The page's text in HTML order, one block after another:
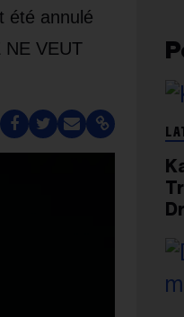
été annulé
NE VEUT